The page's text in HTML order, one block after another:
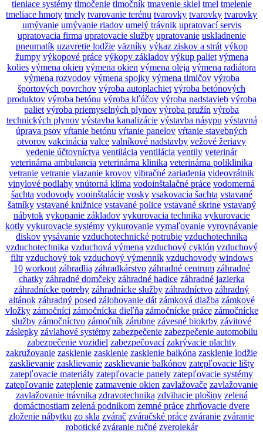
tieniace systémy tlmočenie tlmočník tmavenie skiel tmel tmelenie
tmeliace hmoty tmely tvarovanie terénu tvarovky tvarovky tvarovky
umývanie umývanie riadov umelý trávnik upratovací servis
upratovacia firma upratovacie služby upratovanie uskladnenie
pneumatík uzavretie lodžie väzníky výkaz ziskov a strát výkop
žumpy výkopové práce výkopy základov výkup paliet výmena
kolies výmena okien výmena okien výmena oleja výmena radiátora
výmena rozvodov výmena spojky výmena tlmičov výroba
športových povrchov výroba autoplachiet výroba betónových
produktov výroba betónu výroba kľúčov výroba nadstavieb výroba
paliet výroba priemyselných plynov výroba pružín výroba
technických plynov výstavba kanalizácie výstavba násypu výstavná
úprava psov vŕtanie betónu vŕtanie panelov vŕtanie stavebných
otvorov vakcinácia valce valníkové nadstavby vežové žeriavy
vedenie účtovníctva ventilácia ventilácia ventily veterinár
veterinárna ambulancia veterinárna klinika veterinárna poliklinika
vetranie vetranie viazanie krovov vibračné zariadenia videovrátnik
vinylové podlahy vnútorná klíma vodoinštalačné práce vodomerná
šachta vodovody vooinštalácie vosky vsakovacia šachta vstavané
šatníky vstavané knižnice vstavané police vstavané skrine vstavaný
nábytok vykopanie základov vykurovacia technika vykurovacie
kotly vykurovacie systémy vykurovanie vymaľovanie vyrovnávanie
diskov vysávanie vzduchotechnické potrubie vzduchotechnika
vzduchotechnika vzduchová výmena vzduchový cyklón vzduchový
filtr vzduchový tok vzduchový výmenník vzduchovody windows
10 workout zábradlia záhradkárstvo záhradné centrum záhradné
chatky záhradné domčeky záhradné hadice záhradné jazierka
záhradnícke potreby záhradnícke služby záhradníctvo záhradný
altánok záhradný posed zálohovanie dát zámková dlažba zámkové
vložky zámočníci zámočnícka dieľňa zámočnícke práce zámočnícke
služby zámočníctvo zámočník zárubne závesné biokrby závitové
záslepky závlahové systémy zabezpečenie zabezpečenie automobilu
zabezpečenie vozidiel zabezpečovací zakrývacie plachty
zakružovanie zasklenie zasklenie zasklenie balkóna zasklenie lodžie
zasklievanie zasklievanie zasklievanie balkónov zatepľovacie lišty
zatepľovacie materiály zatepľovacie panely zatepľovacie systémy
zatepľovanie zateplenie zatmavenie okien zavlažovače zavlažovanie
zavlažovanie trávnika zdravotechnika zdvihacie plošiny zelená
domáctnostiam zelená podnikom zemné práce zhrňovacie dvere
zloženie nábytku zo skla zvárač zváračské práce zváranie zváranie
robotické zváranie ručné zverolekár